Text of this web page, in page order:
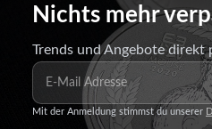
Nichts mehr
Trends und Angebote direkt
Mit der Anmeldung stimmst du unserer